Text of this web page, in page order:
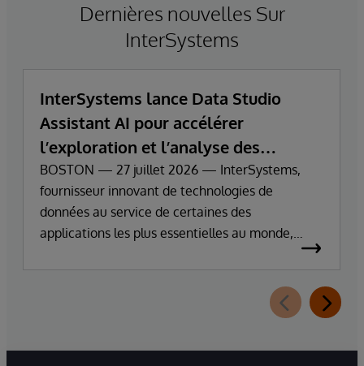
Dernières nouvelles Sur
InterSystems
InterSystems lance Data Studio
Assistant AI pour accélérer
l’exploration et l’analyse des
données d’entreprise
BOSTON — 27 juillet 2026 — InterSystems,
fournisseur innovant de technologies de
données au service de certaines des
applications les plus essentielles au monde,
annonce aujourd’hui la disponibilité générale
nouvelle extension d’InterSystems Data Studio
alimentée par l’IA générative, qui aide les